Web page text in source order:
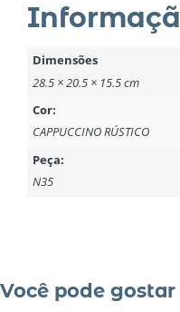
Dimensões
28.5 × 20.5 × 15.5 cm
Cor:
CAPPUCCINO RÚSTICO
Peça:
N35
Você pode